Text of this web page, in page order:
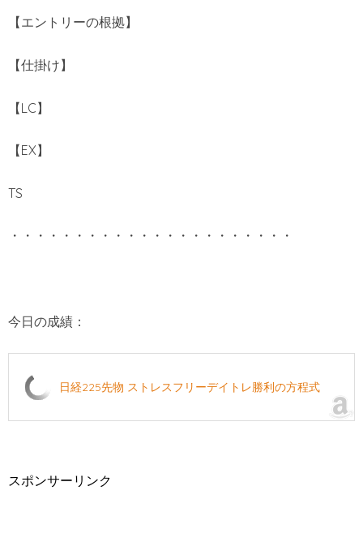
【エントリーの根拠】
【仕掛け】
【LC】
【EX】
TS
・・・・・・・・・・・・・・・・・・・・・・
今日の成績：
日経225先物 ストレスフリーデイトレ勝利の方程式
スポンサーリンク